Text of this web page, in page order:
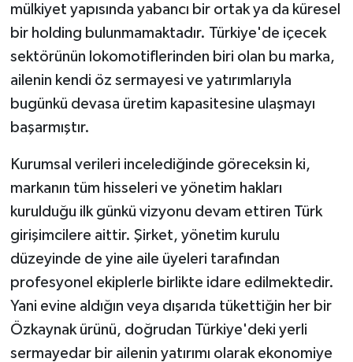
mülkiyet yapısında yabancı bir ortak ya da küresel
bir holding bulunmamaktadır. Türkiye'de içecek
sektörünün lokomotiflerinden biri olan bu marka,
ailenin kendi öz sermayesi ve yatırımlarıyla
bugünkü devasa üretim kapasitesine ulaşmayı
başarmıştır.
Kurumsal verileri incelediğinde göreceksin ki,
markanın tüm hisseleri ve yönetim hakları
kurulduğu ilk günkü vizyonu devam ettiren Türk
girişimcilere aittir. Şirket, yönetim kurulu
düzeyinde de yine aile üyeleri tarafından
profesyonel ekiplerle birlikte idare edilmektedir.
Yani evine aldığın veya dışarıda tükettiğin her bir
Özkaynak ürünü, doğrudan Türkiye'deki yerli
sermayedar bir ailenin yatırımı olarak ekonomiye